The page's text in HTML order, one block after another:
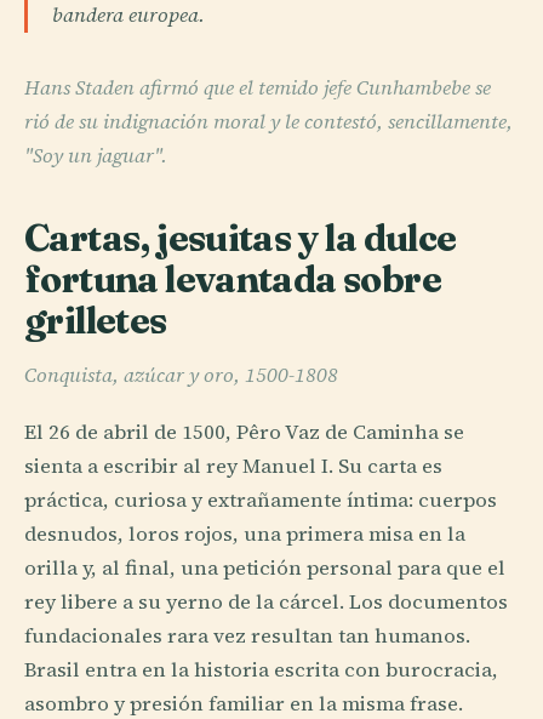
bandera europea.
Hans Staden afirmó que el temido jefe Cunhambebe se
rió de su indignación moral y le contestó, sencillamente,
"Soy un jaguar".
Cartas, jesuitas y la dulce
fortuna levantada sobre
grilletes
Conquista, azúcar y oro, 1500-1808
El 26 de abril de 1500, Pêro Vaz de Caminha se
sienta a escribir al rey Manuel I. Su carta es
práctica, curiosa y extrañamente íntima: cuerpos
desnudos, loros rojos, una primera misa en la
orilla y, al final, una petición personal para que el
rey libere a su yerno de la cárcel. Los documentos
fundacionales rara vez resultan tan humanos.
Brasil entra en la historia escrita con burocracia,
asombro y presión familiar en la misma frase.